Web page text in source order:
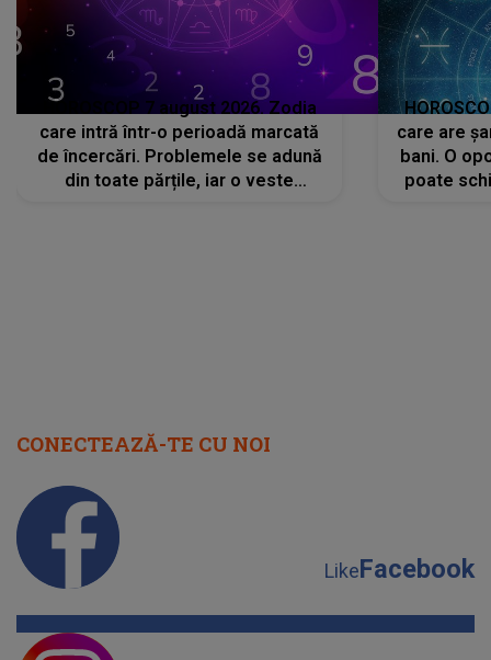
HOROSCOP 7 august 2026. Zodia
care intră într-o perioadă marcată
de încercări. Problemele se adună
din toate părțile, iar o veste
care are
bani. O
poate
CONECTEAZĂ-TE CU NOI
LikeFacebook